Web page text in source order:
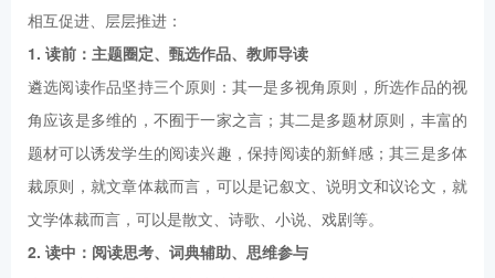
相互促进、层层推进：
1. 读前：主题圈定、甄选作品、教师导读
遴选阅读作品坚持三个原则：其一是多视角原则，所选作品的视
角应该是多维的，不囿于一家之言；其二是多题材原则，丰富的
题材可以诱发学生的阅读兴趣，保持阅读的新鲜感；其三是多体
裁原则，就文章体裁而言，可以是记叙文、说明文和议论文，就
文学体裁而言，可以是散文、诗歌、小说、戏剧等。
2. 读中：阅读思考、词典辅助、思维参与